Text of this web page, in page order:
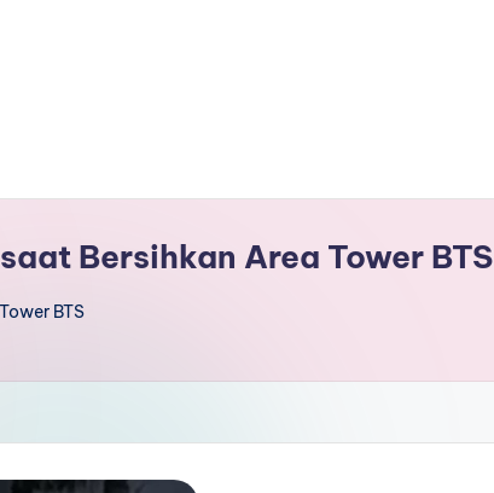
Bersihkan Area Tower BTS
BTS